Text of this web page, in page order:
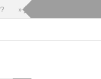
» 如果你问 AI：“我孩子被